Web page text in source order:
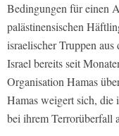
Bedingungen für einen
palästinensischen
israelischer Truppen
Israel bereits seit
Organisation Hamas
Hamas weigert sich, die
bei ihrem Terrorüberfall